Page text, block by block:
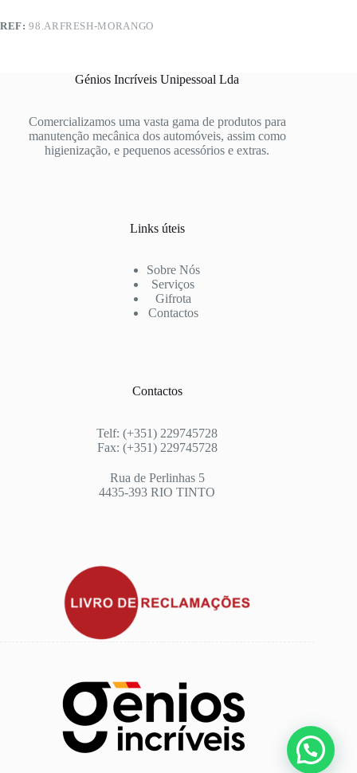
REF:98.ARFRESH-MORANGO
Génios Incríveis Unipessoal Lda
Comercializamos uma vasta gama de produtos para
manutenção mecânica dos automóveis, assim como
higienização, e pequenos acessórios e extras.
Links úteis
Sobre Nós
Serviços
Gifrota
Contactos
Contactos
Telf: (+351) 229745728
Fax: (+351) 229745728
Rua de Perlinhas 5
4435-393 RIO TINTO